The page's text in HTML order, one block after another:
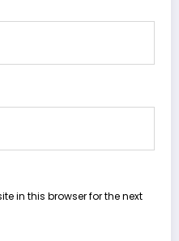
in this browser for the next